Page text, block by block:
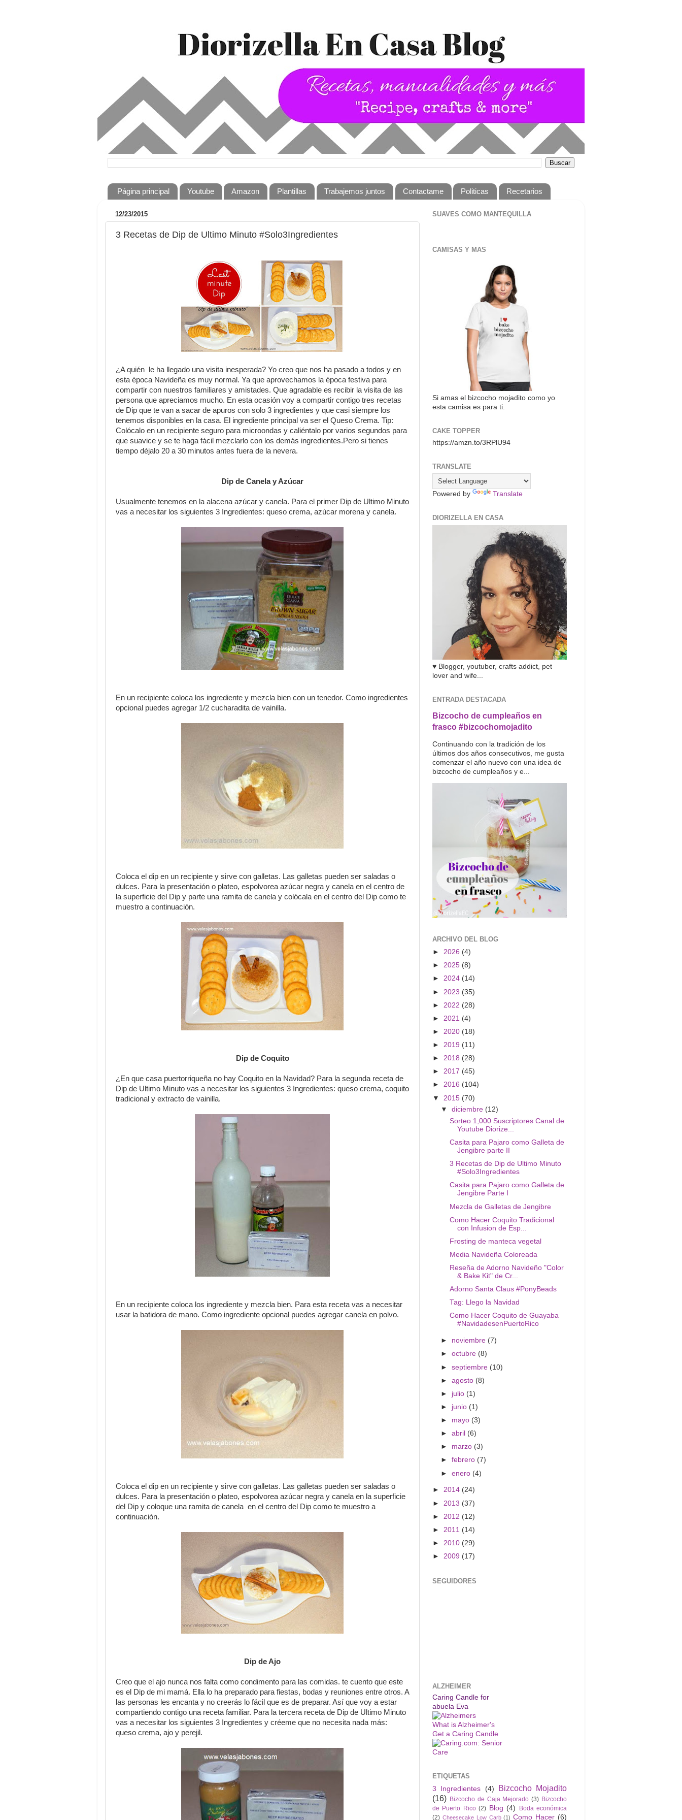
Página principal Youtube Amazon Plantillas Trabajemos juntos Contactame Politicas Recetarios
12/23/2015
3 Recetas de Dip de Ultimo Minuto #Solo3Ingredientes
¿A quién le ha llegado una visita inesperada? Yo creo que nos ha pasado a todos y en
esta época Navideña es muy normal. Ya que aprovechamos la época festiva para
compartir con nuestros familiares y amistades. Que agradable es recibir la visita de las
persona que apreciamos mucho. En esta ocasión voy a compartir contigo tres recetas
de Dip que te van a sacar de apuros con solo 3 ingredientes y que casi siempre los
tenemos disponibles en la casa. El ingrediente principal va ser el Queso Crema. Tip:
Colócalo en un recipiente seguro para microondas y caliéntalo por varios segundos para
que suavice y se te haga fácil mezclarlo con los demás ingredientes.Pero si tienes
tiempo déjalo 20 a 30 minutos antes fuera de la nevera.
Dip de Canela y Azúcar
Usualmente tenemos en la alacena azúcar y canela. Para el primer Dip de Ultimo Minuto
vas a necesitar los siguientes 3 Ingredientes: queso crema, azúcar morena y canela.
En un recipiente coloca los ingrediente y mezcla bien con un tenedor. Como ingredientes
opcional puedes agregar 1/2 cucharadita de vainilla.
Coloca el dip en un recipiente y sirve con galletas. Las galletas pueden ser saladas o
dulces. Para la presentación o plateo, espolvorea azúcar negra y canela en el centro de
la superficie del Dip y parte una ramita de canela y colócala en el centro del Dip como te
muestro a continuación.
Dip de Coquito
¿En que casa puertorriqueña no hay Coquito en la Navidad? Para la segunda receta de
Dip de Ultimo Minuto vas a necesitar los siguientes 3 Ingredientes: queso crema, coquito
tradicional y extracto de vainilla.
En un recipiente coloca los ingrediente y mezcla bien. Para esta receta vas a necesitar
usar la batidora de mano. Como ingrediente opcional puedes agregar canela en polvo.
Coloca el dip en un recipiente y sirve con galletas. Las galletas pueden ser saladas o
dulces. Para la presentación o plateo, espolvorea azúcar negra y canela en la superficie
del Dip y coloque una ramita de canela en el centro del Dip como te muestro a
continuación.
Dip de Ajo
Creo que el ajo nunca nos falta como condimento para las comidas. te cuento que este
es el Dip de mi mamá. Ella lo ha preparado para fiestas, bodas y reuniones entre otros. A
las personas les encanta y no creerás lo fácil que es de preparar. Así que voy a estar
compartiendo contigo una receta familiar. Para la tercera receta de Dip de Ultimo Minuto
vas a necesitar los siguientes 3 Ingredientes y créeme que no necesita nada más:
queso crema, ajo y perejil.
SUAVES COMO MANTEQUILLA
CAMISAS Y MAS
Si amas el bizcocho mojadito como yo
esta camisa es para ti.
CAKE TOPPER
https://amzn.to/3RPlU94
TRANSLATE
Powered by Translate
DIORIZELLA EN CASA
♥ Blogger, youtuber, crafts addict, pet
lover and wife...
ENTRADA DESTACADA
Bizcocho de cumpleaños en
frasco #bizcochomojadito
Continuando con la tradición de los
últimos dos años consecutivos, me gusta
comenzar el año nuevo con una idea de
bizcocho de cumpleaños y e...
ARCHIVO DEL BLOG
► 2026 (4)
► 2025 (8)
► 2024 (14)
► 2023 (35)
► 2022 (28)
► 2021 (4)
► 2020 (18)
► 2019 (11)
► 2018 (28)
► 2017 (45)
► 2016 (104)
▼ 2015 (70)
▼diciembre (12)
Sorteo 1,000 Suscriptores Canal de
Youtube Diorize...
Casita para Pajaro como Galleta de
Jengibre parte II
3 Recetas de Dip de Ultimo Minuto
#Solo3Ingredientes
Casita para Pajaro como Galleta de
Jengibre Parte I
Mezcla de Galletas de Jengibre
Como Hacer Coquito Tradicional
con Infusion de Esp...
Frosting de manteca vegetal
Media Navideña Coloreada
Reseña de Adorno Navideño "Color
& Bake Kit" de Cr...
Adorno Santa Claus #PonyBeads
Tag: Llego la Navidad
Como Hacer Coquito de Guayaba
#NavidadesenPuertoRico
► noviembre (7)
►octubre (8)
►septiembre (10)
►agosto (8)
► julio (1)
► junio (1)
► mayo (3)
►abril (6)
► marzo (3)
►febrero (7)
►enero (4)
► 2014 (24)
► 2013 (37)
► 2012 (12)
► 2011 (14)
► 2010 (29)
► 2009 (17)
SEGUIDORES
ALZHEIMER
Caring Candle for
abuela Eva
What is Alzheimer's
Get a Caring Candle
ETIQUETAS
3 Ingredientes
(4)
Bizcocho Mojadito
(16) Bizcocho de Caja Mejorado (3) Bizcocho
de Puerto Rico (2) Blog (4)
Boda económica
(2) Cheesecake Low Carb (1) Como Hacer (6)